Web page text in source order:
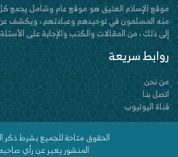
موقع الإسلام العتيق هو موقع عام وشامل يجمع
منه المسلمون في توحيدهم وعبادتهم ، ويكشف
إلى ذلك ، من المقالات والكتب والإجابة على
روابط سريعة
من نحن
اتصل بنا
قناة اليوتيوب
الحقوق متاحة للجميع بشرط ذكر
المنشور يعبر عن رأي صاحبه